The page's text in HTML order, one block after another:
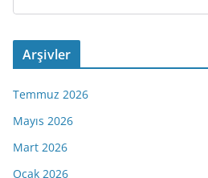
Arşivler
Temmuz 2026
Mayıs 2026
Mart 2026
Ocak 2026